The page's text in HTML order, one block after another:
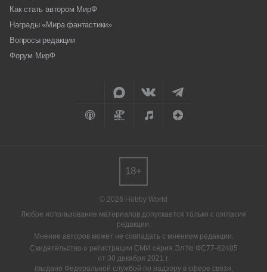
Как стать автором МирФ
Награды «Мира фантастики»
Вопросы редакции
Форум МирФ
© 2026 Hobby World
Любое использование материалов допускается только с согласия
редакции.
Мнение авторов может не совпадать с мнением редакции.
Свидетельство о регистрации СМИ серия Эл № ФС77-82485
от 30 декабря 2021 г.
(выдано Федеральной службой по надзору в сфере связи,
18+